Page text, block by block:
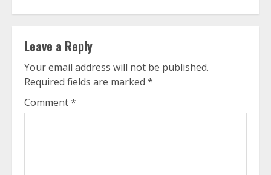
Leave a Reply
Your email address will not be published.
Required fields are marked *
Comment*